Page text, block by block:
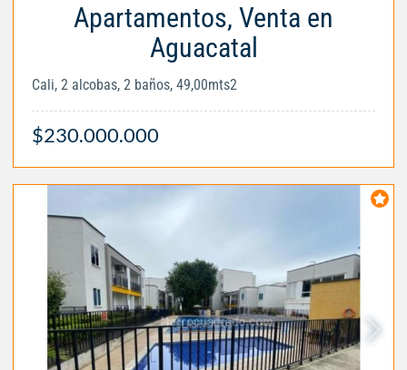
Apartamentos, Venta en
Aguacatal
Cali, 2 alcobas, 2 baños, 49,00mts2
$230.000.000